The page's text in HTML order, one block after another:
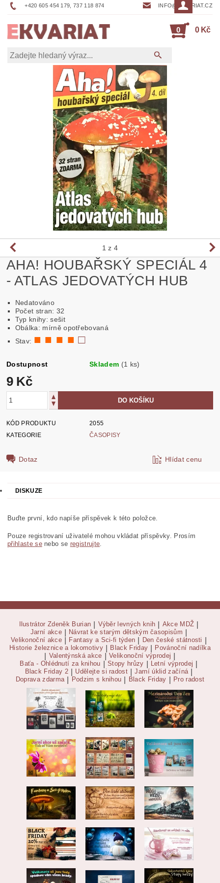
+420 605 454 179, 737 118 874 INFO@EKVARIAT.CZ
0 0 Kč
1 z 4
AHA! HOUBAŘSKÝ SPECIÁL 4
- ATLAS JEDOVATÝCH HUB
Nedatováno
Počet stran: 32
Typ knihy: sešit
Obálka: mírně opotřebovaná
Stav: ■ ■ ■ ■□
Dostupnost Skladem (1 ks)
9 Kč
KÓD PRODUKTU
2055
KATEGORIE
ČASOPISY
Dotaz Hlídat cenu
DISKUZE
Buďte první, kdo napíše příspěvek k této položce.
Pouze registrovaní uživatelé mohou vkládat příspěvky. Prosím
přihlaste senebo se registrujte.
Ilustrátor Zdeněk Burian Výběr levných knih Akce MDŽ
Jarní akce Návrat ke starým dětským časopisům
Velikonoční akce Fantasy a Sci-fi týden Den české státnosti
Historie železnice a lokomotivy Black Friday Povánoční nadílka
Valentýnská akce Velikonoční výprodej
Baťa - Ohlédnutí za knihou Stopy hrůzy Letní výprodej
Black Friday 2 Udělejte si radost Jarní úklid začíná
Doprava zdarma Podzim s knihou Black Friday Pro radost